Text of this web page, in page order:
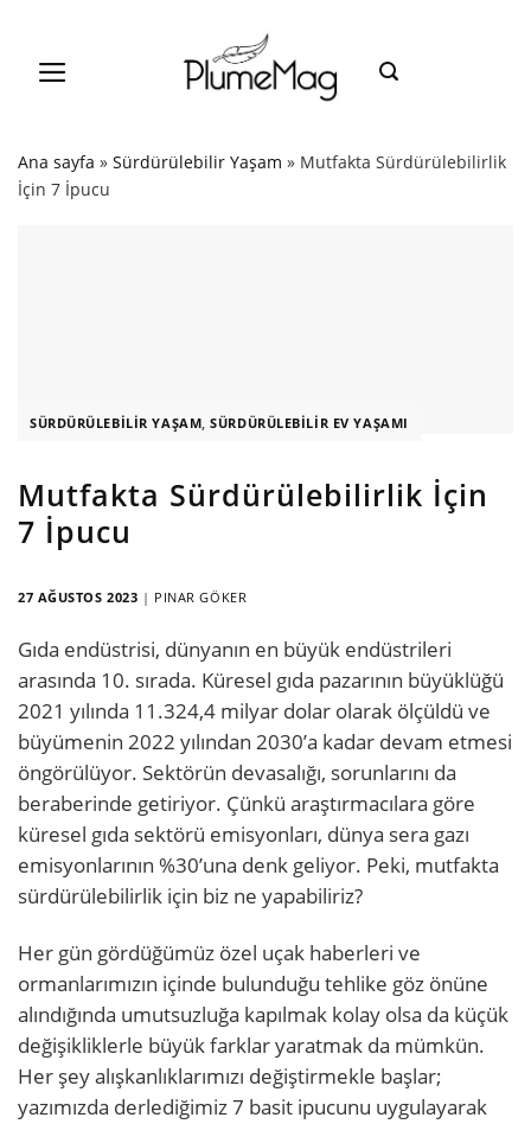
content
Ana sayfa » Sürdürülebilir Yaşam » Mutfakta Sürdürülebilirlik
İçin 7 İpucu
SÜRDÜRÜLEBILIR YAŞAM ,SÜRDÜRÜLEBILIR EV YAŞAMI
Mutfakta Sürdürülebilirlik İçin
7 İpucu
27 AĞUSTOS 2023 | PINAR GÖKER
Gıda endüstrisi, dünyanın en büyük endüstrileri
arasında 10. sırada. Küresel gıda pazarının büyüklüğü
2021 yılında 11.324,4 milyar dolar olarak ölçüldü ve
büyümenin 2022 yılından 2030’a kadar devam etmesi
öngörülüyor. Sektörün devasalığı, sorunlarını da
beraberinde getiriyor. Çünkü araştırmacılara göre
küresel gıda sektörü emisyonları, dünya sera gazı
emisyonlarının %30’una denk geliyor. Peki, mutfakta
sürdürülebilirlik için biz ne yapabiliriz?
Her gün gördüğümüz özel uçak haberleri ve
ormanlarımızın içinde bulunduğu tehlike göz önüne
alındığında umutsuzluğa kapılmak kolay olsa da küçük
değişikliklerle büyük farklar yaratmak da mümkün.
Her şey alışkanlıklarımızı değiştirmekle başlar;
yazımızda derlediğimiz 7 basit ipucunu uygulayarak